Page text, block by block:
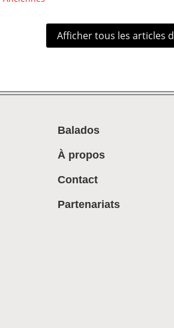
Afficher tous les articles
Balados
À propos
Contact
Partenariats